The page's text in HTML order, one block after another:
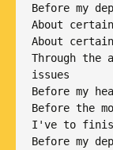
Before my
About
About
Through the
issues
Before my
Before the
I've to
Before my